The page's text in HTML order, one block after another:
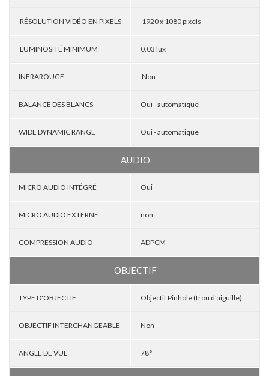
RÉSOLUTION VIDÉO EN PIXELS 1920 x 1080 pixels
LUMINOSITÉ MINIMUM 0.03 lux
INFRAROUGE Non
BALANCE DES BLANCS Oui - automatique
WIDE DYNAMIC RANGE Oui - automatique
AUDIO
MICRO AUDIO INTÉGRÉ Oui
MICRO AUDIO EXTERNE non
COMPRESSION AUDIO ADPCM
OBJECTIF
TYPE D'OBJECTIF Objectif Pinhole (trou d'aiguille)
OBJECTIF INTERCHANGEABLE Non
ANGLE DE VUE 78°